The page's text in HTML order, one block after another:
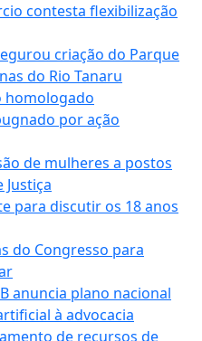
contesta flexibilização
criação do Parque
do Rio Tanaru
homologado
por ação
de mulheres a postos
para discutir os 18 anos
do Congresso para
anuncia plano nacional
à advocacia
de recursos de